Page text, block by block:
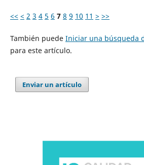
<< < 2 3 4 5 6 7 8 9 10 11 > >>
También puede Iniciar una búsqueda
para este artículo.
Enviar un artículo